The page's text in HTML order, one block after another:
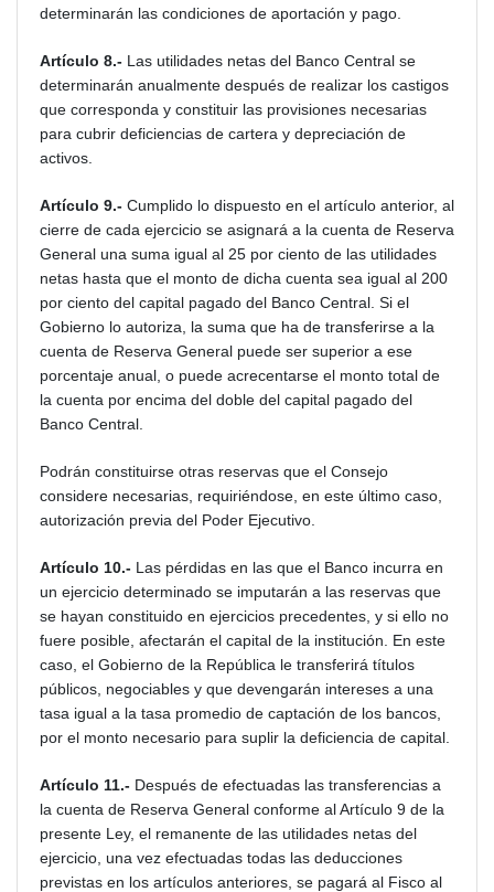
determinarán las condiciones de aportación y pago.
Artículo 8.- Las utilidades netas del Banco Central se
determinarán anualmente después de realizar los castigos
que corresponda y constituir las provisiones necesarias
para cubrir deficiencias de cartera y depreciación de
activos.
Artículo 9.- Cumplido lo dispuesto en el artículo anterior, al
cierre de cada ejercicio se asignará a la cuenta de Reserva
General una suma igual al 25 por ciento de las utilidades
netas hasta que el monto de dicha cuenta sea igual al 200
por ciento del capital pagado del Banco Central. Si el
Gobierno lo autoriza, la suma que ha de transferirse a la
cuenta de Reserva General puede ser superior a ese
porcentaje anual, o puede acrecentarse el monto total de
la cuenta por encima del doble del capital pagado del
Banco Central.
Podrán constituirse otras reservas que el Consejo
considere necesarias, requiriéndose, en este último caso,
autorización previa del Poder Ejecutivo.
Artículo 10.- Las pérdidas en las que el Banco incurra en
un ejercicio determinado se imputarán a las reservas que
se hayan constituido en ejercicios precedentes, y si ello no
fuere posible, afectarán el capital de la institución. En este
caso, el Gobierno de la República le transferirá títulos
públicos, negociables y que devengarán intereses a una
tasa igual a la tasa promedio de captación de los bancos,
por el monto necesario para suplir la deficiencia de capital.
Artículo 11.- Después de efectuadas las transferencias a
la cuenta de Reserva General conforme al Artículo 9 de la
presente Ley, el remanente de las utilidades netas del
ejercicio, una vez efectuadas todas las deducciones
previstas en los artículos anteriores, se pagará al Fisco al